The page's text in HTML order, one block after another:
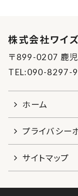
株式会社ワイ
〒899-0207 鹿
TEL:090-8297-
ホーム
プライバシー
サイトマップ